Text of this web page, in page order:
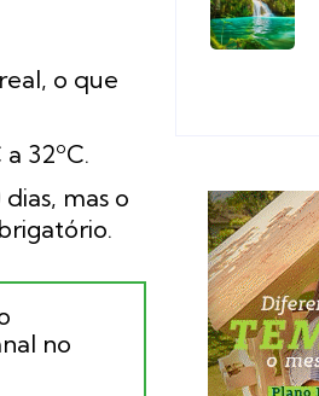
o que
32ºC.
mas o
no